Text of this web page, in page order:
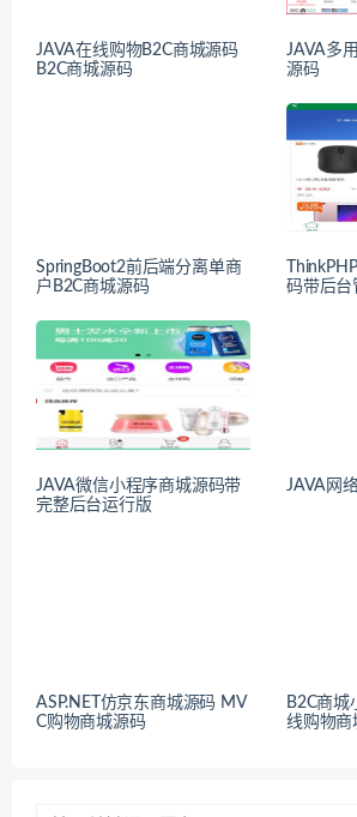
JAVA在线购物B2C商城源码
B2C商城源码
JAVA多
源码
SpringBoot2前后端分离单商
户B2C商城源码
码带后台
JAVA微信小程序商城源码带
完整后台运行版
JAVA网
ASP.NET仿京东商城源码 MV
C购物商城源码
B2C商城
线购物商